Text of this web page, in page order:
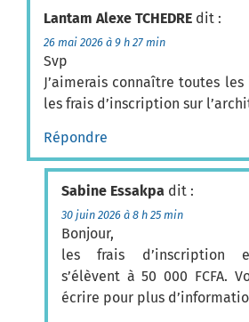
Lantam Alexe TCHEDRE dit :
26 mai 2026 à 9 h 27 min
Svp
J’aimerais connaître toutes
les frais d’inscription sur
Répondre
Sabine Essakpa dit :
30 juin 2026 à 8 h 25 min
Bonjour,
les frais d’inscription
s’élèvent à 50 000 FCFA.
écrire pour plus